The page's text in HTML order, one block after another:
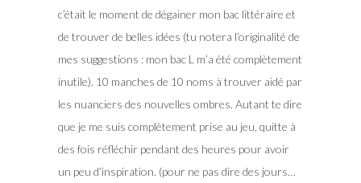
c’était le moment de dégainer mon bac littéraire et
de trouver de belles idées (tu notera l’originalité de
mes suggestions : mon bac L m’a été complètement
inutile). 10 manches de 10 noms à trouver aidé par
les nuanciers des nouvelles ombres. Autant te dire
que je me suis complètement prise au jeu, quitte à
des fois réfléchir pendant des heures pour avoir
un peu d’inspiration. (pour ne pas dire des jours…